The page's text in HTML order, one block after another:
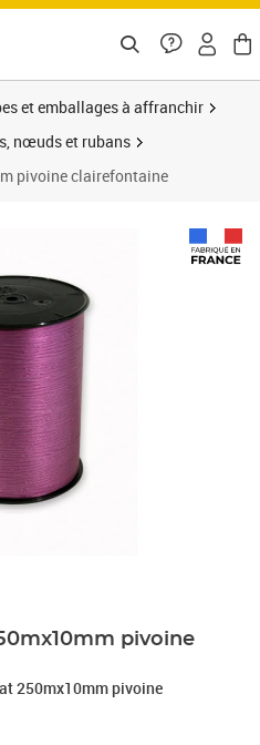
et emballages à affranchir
nœuds et rubans
pivoine clairefontaine
pivoine
250mx10mm pivoine